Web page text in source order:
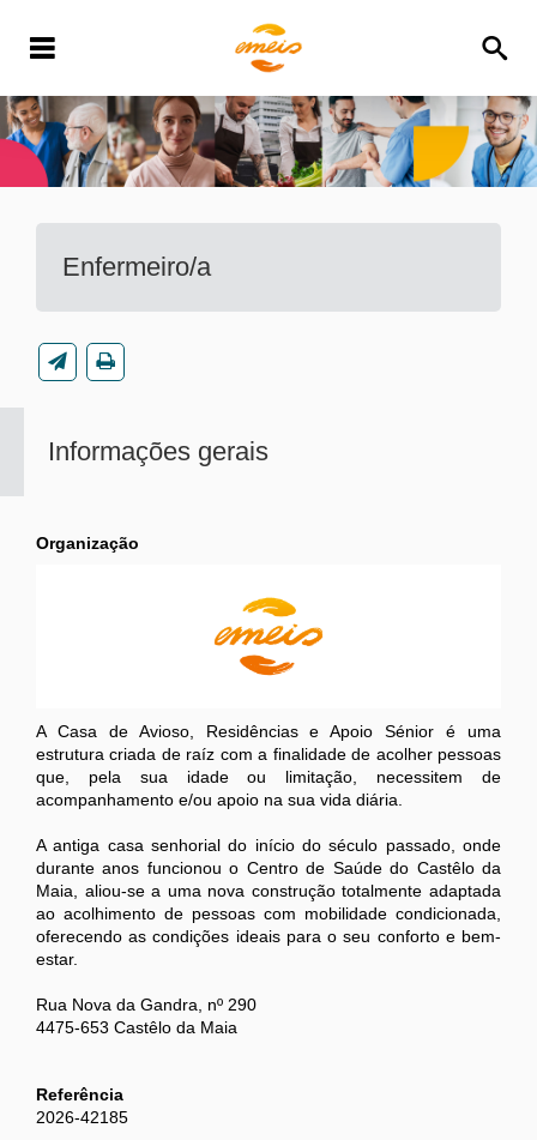
Enfermeiro/a
Informações gerais
Organização
A Casa de Avioso, Residências e Apoio Sénior é uma
estrutura criada de raíz com a finalidade de acolher pessoas
que, pela sua idade ou limitação, necessitem de
acompanhamento e/ou apoio na sua vida diária.
A antiga casa senhorial do início do século passado, onde
durante anos funcionou o Centro de Saúde do Castêlo da
Maia, aliou-se a uma nova construção totalmente adaptada
ao acolhimento de pessoas com mobilidade condicionada,
oferecendo as condições ideais para o seu conforto e bem-
estar.
Rua Nova da Gandra, nº 290
4475-653 Castêlo da Maia
Referência
2026-42185